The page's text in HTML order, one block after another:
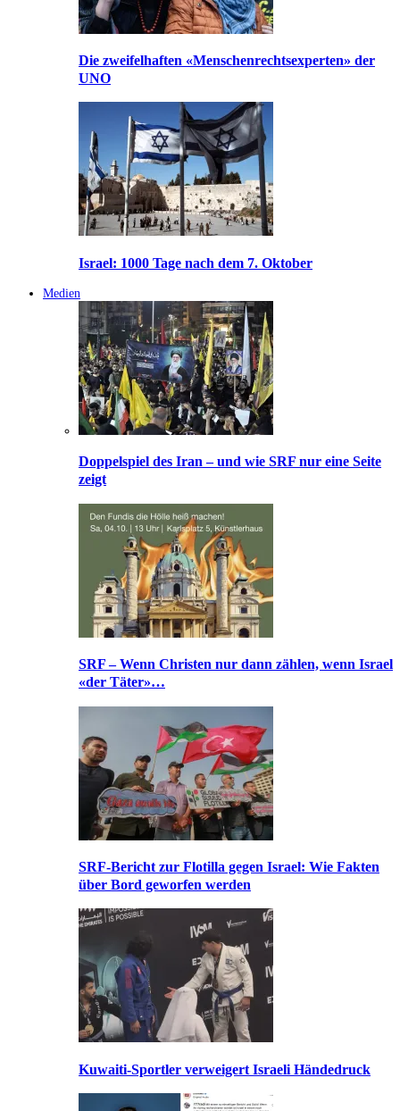
Die zweifelhaften «Menschenrechtsexperten» der
UNO
Israel: 1000 Tage nach dem 7. Oktober
Medien
Doppelspiel des Iran – und wie SRF nur eine Seite
zeigt
SRF – Wenn Christen nur dann zählen, wenn Israel
«der Täter»…
SRF-Bericht zur Flotilla gegen Israel: Wie Fakten
über Bord geworfen werden
Kuwaiti-Sportler verweigert Israeli Händedruck